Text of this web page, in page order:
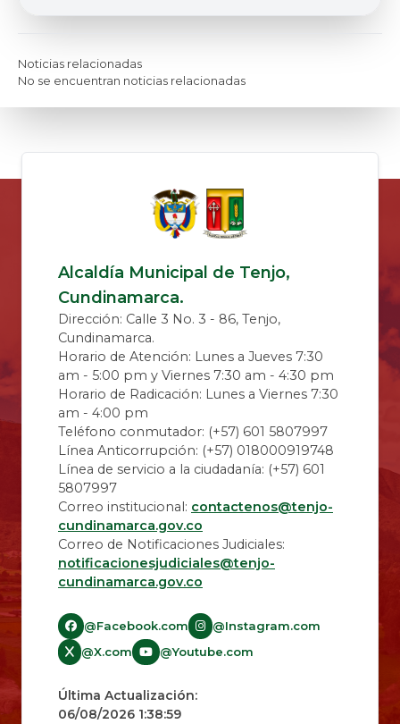
Noticias relacionadas
No se encuentran noticias relacionadas
Alcaldía Municipal de Tenjo,
Cundinamarca.
Dirección: Calle 3 No. 3 - 86, Tenjo,
Cundinamarca.
Horario de Atención: Lunes a Jueves 7:30
am - 5:00 pm y Viernes 7:30 am - 4:30 pm
Horario de Radicación: Lunes a Viernes 7:30
am - 4:00 pm
Teléfono conmutador: (+57) 601 5807997
Línea Anticorrupción: (+57) 018000919748
Línea de servicio a la ciudadanía: (+57) 601
5807997
Correo institucional: contactenos@tenjo-
cundinamarca.gov.co
Correo de Notificaciones Judiciales:
notificacionesjudiciales@tenjo-
cundinamarca.gov.co​
@Facebook.com
@Instagram.com
@X.com
@Youtube.com
Última Actualización:
06/08/2026 1:38:59